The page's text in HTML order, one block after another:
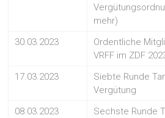
mehr)
30.03.2023
Ordentliche
VRFF im ZDF
17.03.2023
Siebte Runde
Vergütung
08.03.2023
Sechste Runde